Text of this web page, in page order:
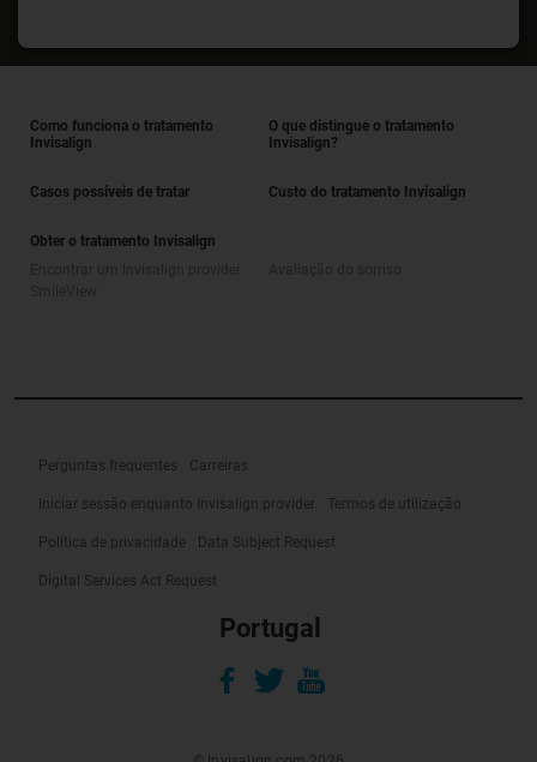
Como funciona o tratamento
Invisalign
O que distingue o tratamento
Invisalign?
Casos possíveis de tratar Custo do tratamento Invisalign
Obter o tratamento Invisalign
Perguntas frequentes Carreiras
Iniciar sessão enquanto Invisalign provider Termos de utilização
Política de privacidade Data Subject Request
Digital Services Act Request
Portugal